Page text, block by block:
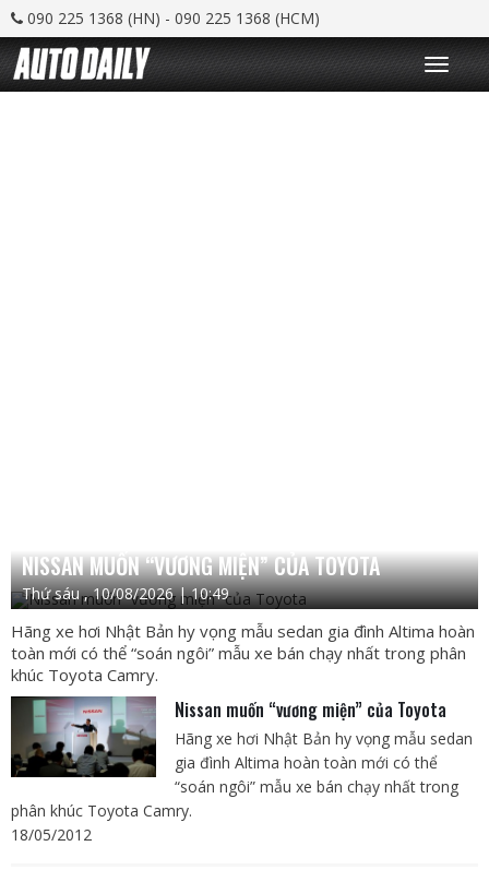
090 225 1368 (HN) - 090 225 1368 (HCM)
T
o
g
NISSAN MUỐN “VƯƠNG MIỆN” CỦA TOYOTA
Thứ sáu , 10/08/2026 | 10:49
Hãng xe hơi Nhật Bản hy vọng mẫu sedan gia đình Altima hoàn
toàn mới có thể “soán ngôi” mẫu xe bán chạy nhất trong phân
khúc Toyota Camry.
Nissan muốn “vương miện” của Toyota
Hãng xe hơi Nhật Bản hy vọng mẫu sedan
gia đình Altima hoàn toàn mới có thể
“soán ngôi” mẫu xe bán chạy nhất trong
phân khúc Toyota Camry.
18/05/2012